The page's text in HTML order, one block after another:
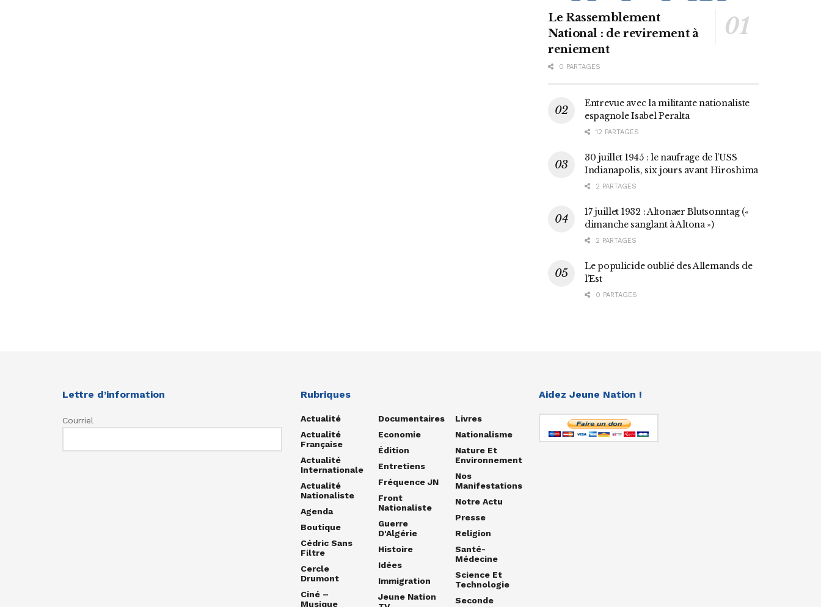
Le Rassemblement
National : de revirement à
reniement
0 PARTAGES
Entrevue avec la militante nationaliste
espagnole Isabel Peralta
12 PARTAGES
30 juillet 1945 : le naufrage de l’USS
Indianapolis, six jours avant Hiroshima
2 PARTAGES
17 juillet 1932 : Altonaer Blutsonntag («
dimanche sanglant à Altona »)
2 PARTAGES
Le populicide oublié des Allemands de
l’Est
0 PARTAGES
Lettre d’information
Courriel
Rubriques
Actualité
Actualité
Française
Actualité
Internationale
Actualité
Nationaliste
Agenda
Boutique
Cédric Sans
Filtre
Cercle
Drumont
Ciné –
Musique
Documentaires
Economie
Édition
Entretiens
Fréquence JN
Front
Nationaliste
Guerre
D'Algérie
Histoire
Idées
Immigration
Jeune Nation
Livres
Nationalisme
Nature Et
Environnement
Nos
Manifestations
Notre Actu
Presse
Religion
Santé-
Médecine
Science Et
Technologie
Seconde
Aidez Jeune Nation !